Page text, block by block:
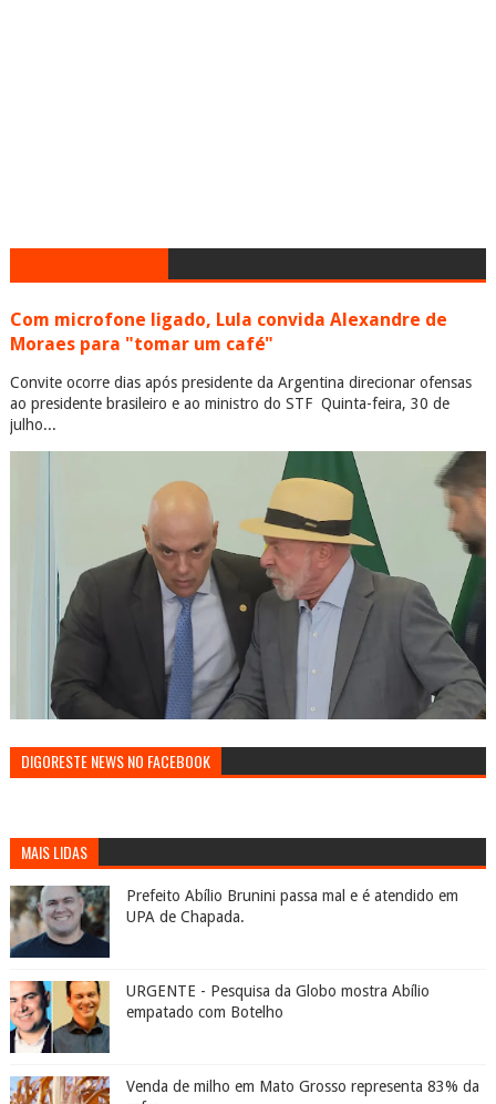
Com microfone ligado, Lula convida Alexandre de
Moraes para "tomar um café"
Convite ocorre dias após presidente da Argentina direcionar ofensas
ao presidente brasileiro e ao ministro do STF Quinta-feira, 30 de
julho...
DIGORESTE NEWS NO FACEBOOK
MAIS LIDAS
Prefeito Abílio Brunini passa mal e é atendido em
UPA de Chapada.
URGENTE - Pesquisa da Globo mostra Abílio
empatado com Botelho
Venda de milho em Mato Grosso representa 83% da